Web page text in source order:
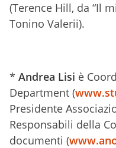
(Terence Hill, da “Il
Tonino Valerii).
* Andrea Lisi è
Department (
Presidente
Responsabili della
documenti (